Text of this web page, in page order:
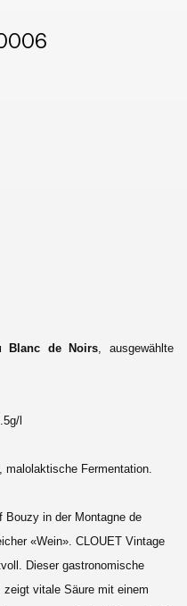
Blanc de Noirs, ausgewählte
l
malolaktische Fermentation.
Bouzy in der Montagne de
«Wein». CLOUET Vintage
Dieser gastronomische
vitale Säure mit einem